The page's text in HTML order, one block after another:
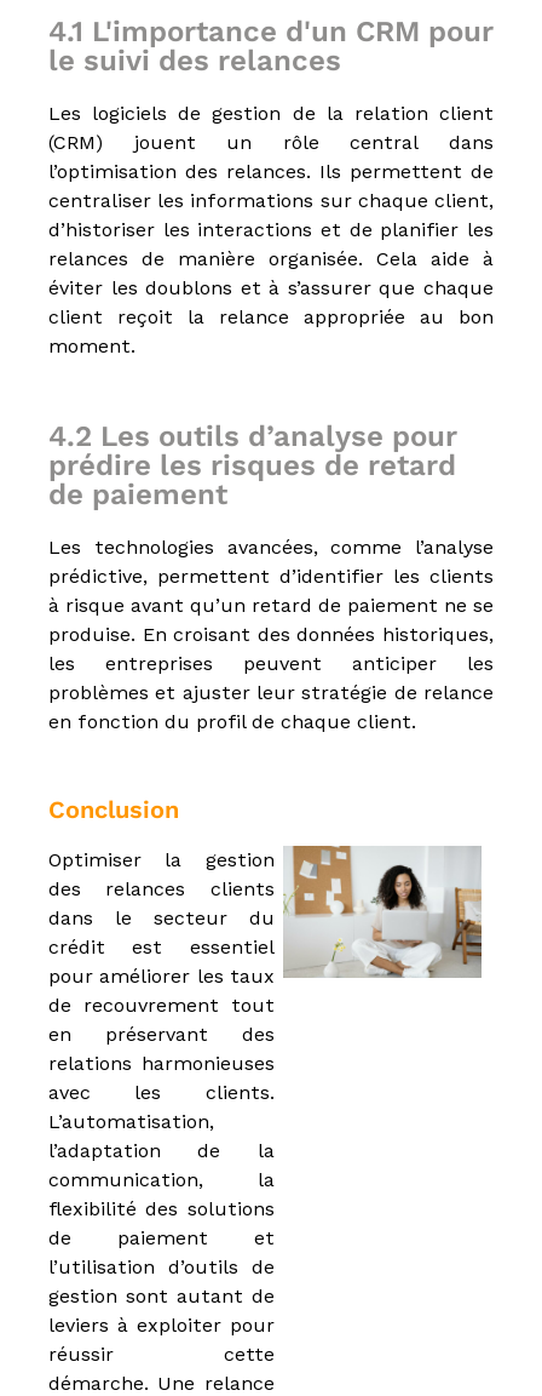
4.1 L'importance d'un CRM pour
le suivi des relances
Les logiciels de gestion de la relation client
(CRM) jouent un rôle central dans
l’optimisation des relances. Ils permettent de
centraliser les informations sur chaque client,
d’historiser les interactions et de planifier les
relances de manière organisée. Cela aide à
éviter les doublons et à s’assurer que chaque
client reçoit la relance appropriée au bon
moment.
4.2 Les outils d’analyse pour
prédire les risques de retard
de paiement
Les technologies avancées, comme l’analyse
prédictive, permettent d’identifier les clients
à risque avant qu’un retard de paiement ne se
produise. En croisant des données historiques,
les entreprises peuvent anticiper les
problèmes et ajuster leur stratégie de relance
en fonction du profil de chaque client.
Conclusion
Optimiser la gestion
des relances clients
dans le secteur du
crédit est essentiel
pour améliorer les taux
de recouvrement tout
en préservant des
relations harmonieuses
avec les clients.
L’automatisation,
l’adaptation de la
communication, la
flexibilité des solutions
de paiement et
l’utilisation d’outils de
gestion sont autant de
leviers à exploiter pour
réussir cette
démarche. Une relance